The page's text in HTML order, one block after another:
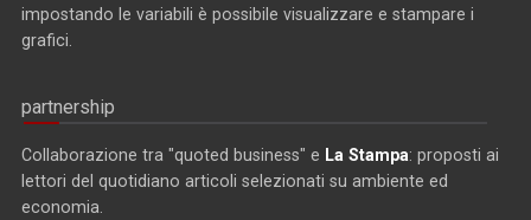
impostando le variabili è possibile visualizzare e stampare i
grafici.
partnership
Collaborazione tra "quoted business" e La Stampa: proposti ai
lettori del quotidiano articoli selezionati su ambiente ed
economia.